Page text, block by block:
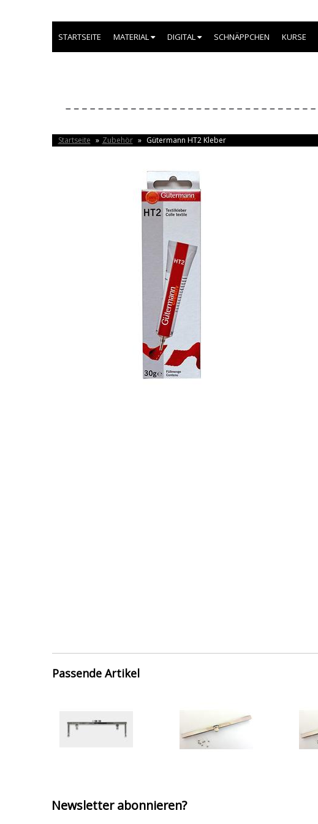
STARTSEITE MATERIAL DIGITAL SCHNÄPPCHEN KURSE
Startseite » Zubehör » Gütermann HT2 Kleber
Passende Artikel
Newsletter abonnieren?